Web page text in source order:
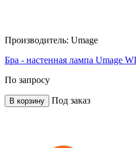
Производитель: Umage
Бра - настенная лампа Umage
По запросу
В корзину Под заказ